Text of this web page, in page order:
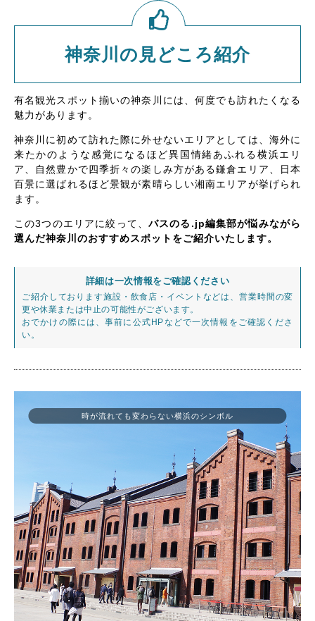
神奈川の見どころ紹介
有名観光スポット揃いの神奈川には、何度でも訪れたくなる
魅力があります。
神奈川に初めて訪れた際に外せないエリアとしては、海外に
来たかのような感覚になるほど異国情緒あふれる横浜エリ
ア、自然豊かで四季折々の楽しみ方がある鎌倉エリア、日本
百景に選ばれるほど景観が素晴らしい湘南エリアが挙げられ
ます。
この3つのエリアに絞って、 バスのる.jp編集部が悩みながら
選んだ神奈川のおすすめスポットをご紹介いたします。
詳細は一次情報をご確認ください
ご紹介しております施設・飲食店・イベントなどは、営業時間の変
更や休業または中止の可能性がございます。
おでかけの際には、事前に公式HPなどで一次情報をご確認くださ
い。
時が流れても変わらない横浜のシンボル